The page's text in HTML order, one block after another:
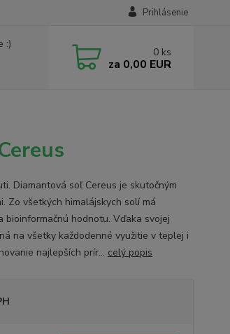
Prihlásenie
:)
0 ks
za 0,00 EUR
Diamantová soľ Cereus je skutočným
Zo všetkých himalájskych solí má
bioinformačnú hodnotu. Vďaka svojej
na všetky každodenné využitie v teplej i
najlepších prír... celý popis